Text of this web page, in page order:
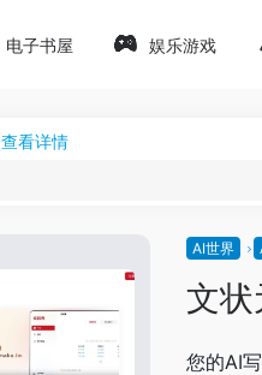
电子书屋 娱乐游戏
查看详情
AI世界
文状
您的AI